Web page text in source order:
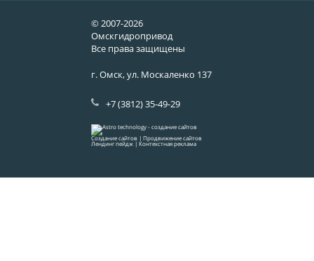
© 2007-2026
Омскгидропривод
Все права защищены
г. Омск, ул. Москаленко 137
+7 (3812) 35-49-29
Создание сайтов | Продвижение сайтов
Лендинг пейдж | Контекстная реклама